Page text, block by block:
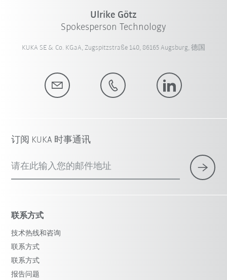
Ulrike Götz
Spokesperson Technology
KUKA SE & Co. KGaA, Zugspitzstraße 140, 86165 Augsburg, 德国
订阅 KUKA 时事通讯
请在此输入您的邮件地址
联系方式
技术热线和咨询
联系方式
联系方式
报告问题